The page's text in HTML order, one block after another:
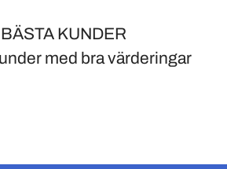
KUNDER
med bra värderingar